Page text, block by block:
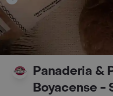
Panaderia &
Boyacense -